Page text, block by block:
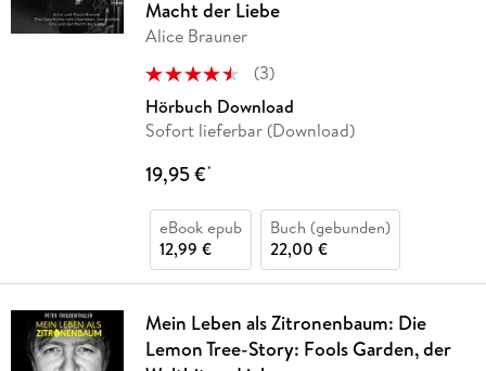
Macht der Liebe
Alice Brauner
(3)
Hörbuch Download
Sofort lieferbar (Download)
19,95 €*
eBook epub
12,99 €
Buch (gebunden)
22,00 €
Mein Leben als Zitronenbaum: Die
Lemon Tree-Story: Fools Garden, der